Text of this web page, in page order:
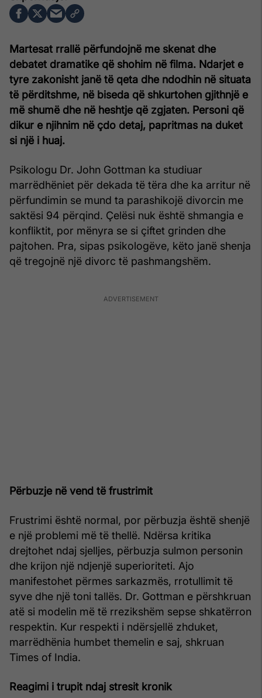
Martesat rrallë përfundojnë me skenat dhe
debatet dramatike që shohim në filma. Ndarjet e
tyre zakonisht janë të qeta dhe ndodhin në situata
të përditshme, në biseda që shkurtohen gjithnjë e
më shumë dhe në heshtje që zgjaten. Personi që
dikur e njihnim në çdo detaj, papritmas na duket
si një i huaj.
Psikologu Dr. John Gottman ka studiuar
marrëdhëniet për dekada të tëra dhe ka arritur në
përfundimin se mund ta parashikojë divorcin me
saktësi 94 përqind. Çelësi nuk është shmangia e
konfliktit, por mënyra se si çiftet grinden dhe
pajtohen. Pra, sipas psikologëve, këto janë shenja
që tregojnë një divorc të pashmangshëm.
Përbuzje në vend të frustrimit
Frustrimi është normal, por përbuzja është shenjë
e një problemi më të thellë. Ndërsa kritika
drejtohet ndaj sjelljes, përbuzja sulmon personin
dhe krijon një ndjenjë superioriteti. Ajo
manifestohet përmes sarkazmës, rrotullimit të
syve dhe një toni tallës. Dr. Gottman e përshkruan
atë si modelin më të rrezikshëm sepse shkatërron
respektin. Kur respekti i ndërsjellë zhduket,
marrëdhënia humbet themelin e saj, shkruan
Times of India.
Reagimi i trupit ndaj stresit kronik